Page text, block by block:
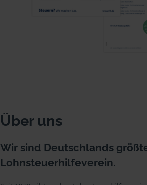
Über uns
Wir sind Deutschlands
Lohnsteuerhilfeverein.